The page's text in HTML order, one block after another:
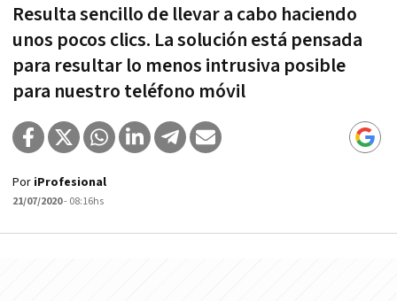
Resulta sencillo de llevar a cabo haciendo
unos pocos clics. La solución está pensada
para resultar lo menos intrusiva posible
para nuestro teléfono móvil
Por iProfesional
21/07/2020- 08:16hs